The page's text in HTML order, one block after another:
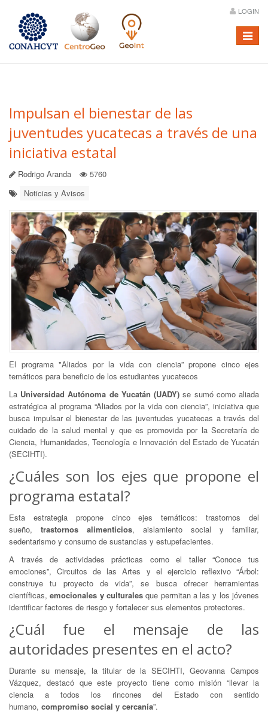
LOGIN
Menú
Impulsan el bienestar de las
juventudes yucatecas a través de una
iniciativa estatal
Rodrigo Aranda
5760
Noticias y Avisos
El programa "Aliados por la vida con ciencia” propone cinco ejes
temáticos para beneficio de los estudiantes yucatecos
La Universidad Autónoma de Yucatán (UADY) se sumó como aliada
estratégica al programa “Aliados por la vida con ciencia”, iniciativa que
busca impulsar el bienestar de las juventudes yucatecas a través del
cuidado de la salud mental y que es promovida por la Secretaría de
Ciencia, Humanidades, Tecnología e Innovación del Estado de Yucatán
(SECIHTI).
¿Cuáles son los ejes que propone el
programa estatal?
Esta estrategia propone cinco ejes temáticos: trastornos del
sueño, trastornos alimenticios, aislamiento social y familiar,
sedentarismo y consumo de sustancias y estupefacientes.
A través de actividades prácticas como el taller “Conoce tus
emociones”, Circuitos de las Artes y el ejercicio reflexivo “Árbol:
construye tu proyecto de vida”, se busca ofrecer herramientas
científicas,emocionales y culturalesque permitan a las y los jóvenes
identificar factores de riesgo y fortalecer sus elementos protectores.
¿Cuál fue el mensaje de las
autoridades presentes en el acto?
Durante su mensaje, la titular de la SECIHTI, Geovanna Campos
Vázquez, destacó que este proyecto tiene como misión “llevar la
ciencia a todos los rincones del Estado con sentido
humano, compromiso social y cercanía”.